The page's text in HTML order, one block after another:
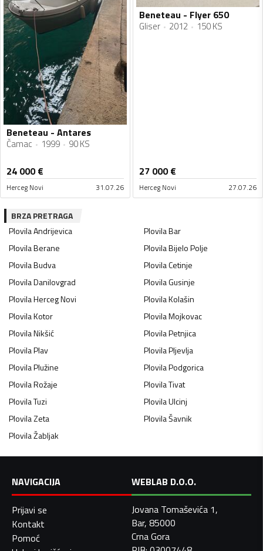
Beneteau - Antares
Čamac 1999 90 KS
24 000€
Herceg Novi 31.07.26
Beneteau - Flyer 650
Gliser 2012 150 KS
27 000€
Herceg Novi 27.07.26
BRZA PRETRAGA
PlovilaAndrijevica PlovilaBar
PlovilaBerane PlovilaBijelo Polje
PlovilaBudva PlovilaCetinje
PlovilaDanilovgrad PlovilaGusinje
PlovilaHerceg Novi PlovilaKolašin
PlovilaKotor PlovilaMojkovac
PlovilaNikšić PlovilaPetnjica
PlovilaPlav PlovilaPljevlja
PlovilaPlužine PlovilaPodgorica
PlovilaRožaje PlovilaTivat
PlovilaTuzi PlovilaUlcinj
PlovilaZeta PlovilaŠavnik
PlovilaŽabljak
NAVIGACIJA
Prijavi se
Kontakt
Pomoć
WEBLAB D.O.O.
Jovana Tomaševića 1,
Bar, 85000
Crna Gora